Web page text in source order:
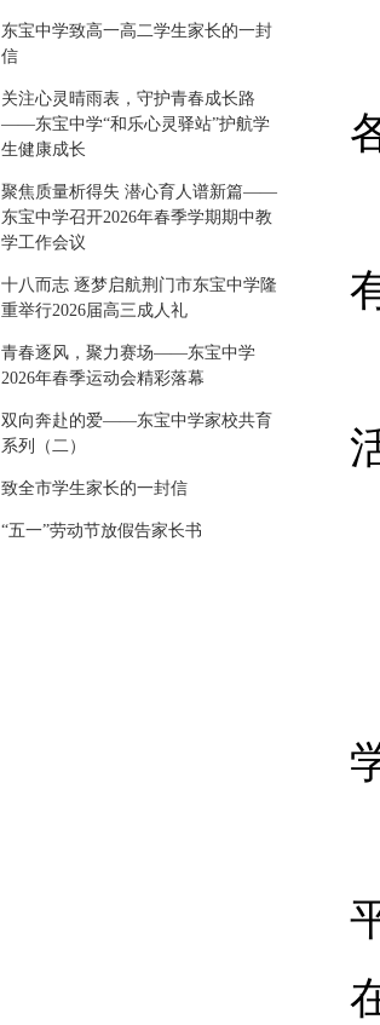
东宝中学致高一高二学生家长的一封
信
关注心灵晴雨表，守护青春成长路
——东宝中学“和乐心灵驿站”护航学
生健康成长
聚焦质量析得失 潜心育人谱新篇——
东宝中学召开2026年春季学期期中教
学工作会议
十八而志 逐梦启航荆门市东宝中学隆
重举行2026届高三成人礼
青春逐风，聚力赛场——东宝中学
2026年春季运动会精彩落幕
双向奔赴的爱——东宝中学家校共育
系列（二）
致全市学生家长的一封信
“五一”劳动节放假告家长书